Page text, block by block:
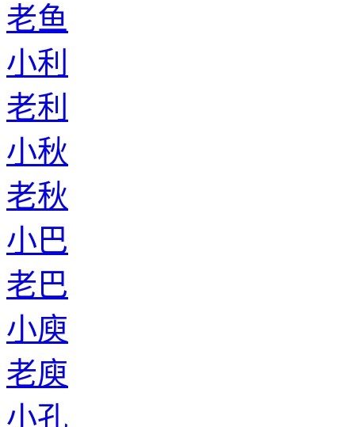
老鱼
小利
老利
小秋
老秋
小巴
老巴
小庾
老庾
小孔